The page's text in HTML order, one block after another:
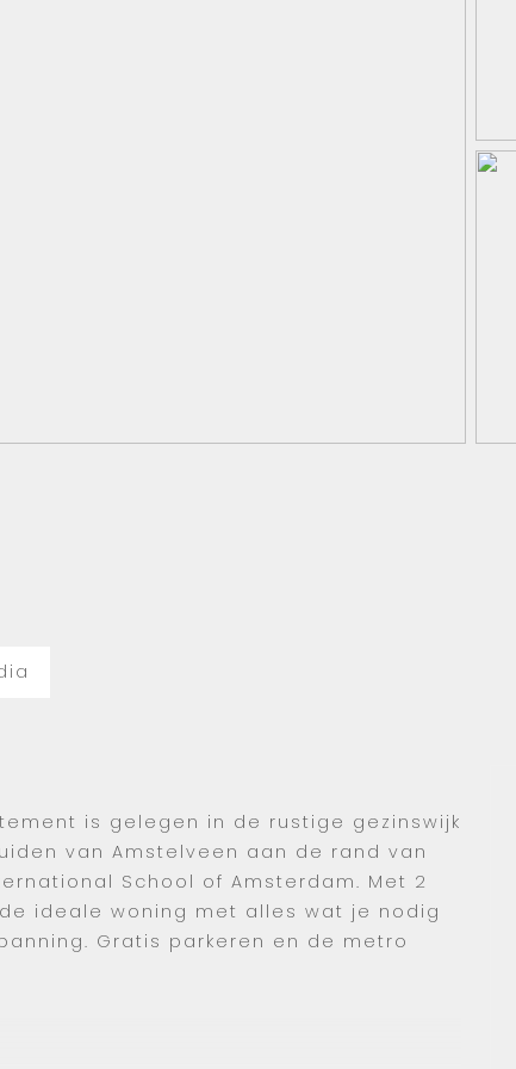
is gelegen in de rustige gezinswijk
van Amstelveen aan de rand van
School of Amsterdam. Met 2
ideale woning met alles wat je nodig
Gratis parkeren en de metro